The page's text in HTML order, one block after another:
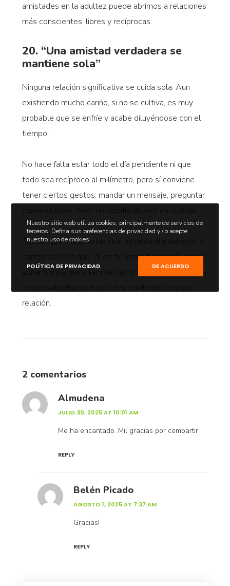
amistades en la adultez puede abrirnos a relaciones
más conscientes, libres y recíprocas.
20. “Una amistad verdadera se
mantiene sola”
Ninguna relación significativa se cuida sola. Aun
existiendo mucho cariño, si no se cultiva, es muy
probable que se enfríe y acabe diluyéndose con el
tiempo.
No hace falta estar todo el día pendiente ni que
todo sea recíproco al milímetro, pero sí conviene
tener ciertos gestos: mandar un mensaje, preguntar
Pensar que una amistad real no necesita atención o
confiar solo en que “si es de verdad, seguirá” puede
relación.
2 comentarios
Almudena
JULIO 30, 2025 AT 10:01 AM
Me ha encantado. Mil gracias por compartir
REPLY
Belén Picado
AGOSTO 1, 2025 AT 7:37 AM
Gracias!
REPLY
Nuestro sitio web utiliza cookies, principalmente de servicios de
terceros. Defina sus preferencias de privacidad y / o acepte
nuestro uso de cookies.
POLÍTICA DE PRIVACIDAD DE ACUERDO